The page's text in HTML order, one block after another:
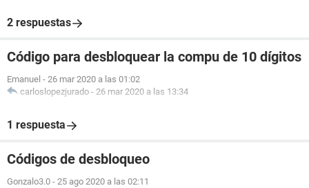
2 respuestas
Código para desbloquear la compu de 10 dígitos
Emanuel - 26 mar 2020 a las 01:02
carloslopezjurado - 26 mar 2020 a las 13:34
1 respuesta
Códigos de desbloqueo
Gonzalo3.0 - 25 ago 2020 a las 02:11